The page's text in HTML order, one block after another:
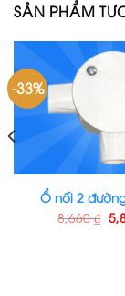
SẢN PHẨM
-33%
Ổ nối 2
8,660₫